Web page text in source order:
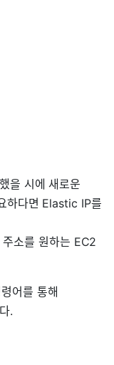
을 시에 새로운
하다면 Elastic IP를
소를 원하는 EC2
어를 통해
.